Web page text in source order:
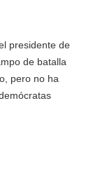
presidente de
de batalla
pero no ha